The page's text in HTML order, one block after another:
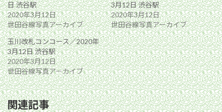
日 渋谷駅
2020年3月12日
世田谷線写真アーカイブ
3月12日 渋谷駅
2020年3月12日
世田谷線写真アーカイブ
玉川改札コンコース／2020年
3月12日 渋谷駅
2020年3月12日
世田谷線写真アーカイブ
関連記事